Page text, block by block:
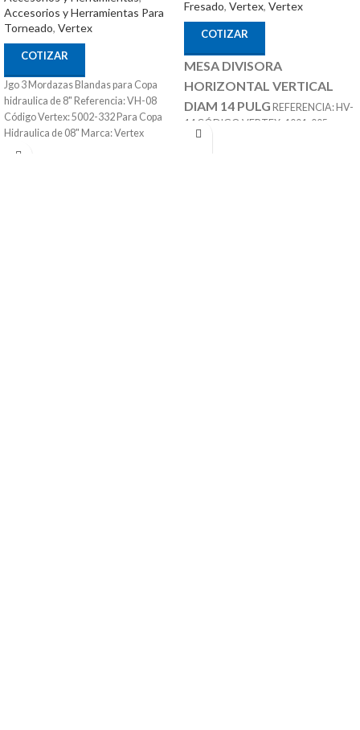
Accesorios y Herramientas Para
Torneado, Vertex
COTIZAR
Jgo 3 Mordazas Blandas para Copa
hidraulica de 8" Referencia: VH-08
Código Vertex: 5002-332 Para Copa
Hidraulica de 08" Marca: Vertex
Fresado, Vertex, Vertex
COTIZAR
MESA DIVISORA
HORIZONTAL VERTICAL
DIAM 14 PULG REFERENCIA: HV-
14 CÓDIGO VERTEX: 1001-005